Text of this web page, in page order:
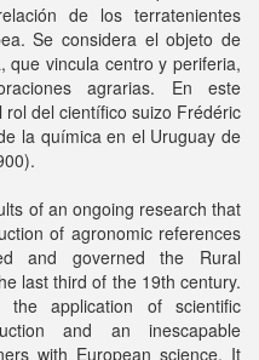
de los terratenientes
Se considera el objeto de
que vincula centro y periferia,
agrarias. En este
del científico suizo Frédéric
la química en el Uruguay de
of an ongoing research that
of agronomic references
and governed the Rural
last third of the 19th century.
the application of scientific
and an inescapable
with European science. It